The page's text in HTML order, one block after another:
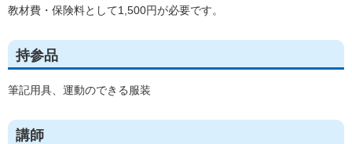
教材費・保険料として1,500円が必要です。
持参品
筆記用具、運動のできる服装
講師